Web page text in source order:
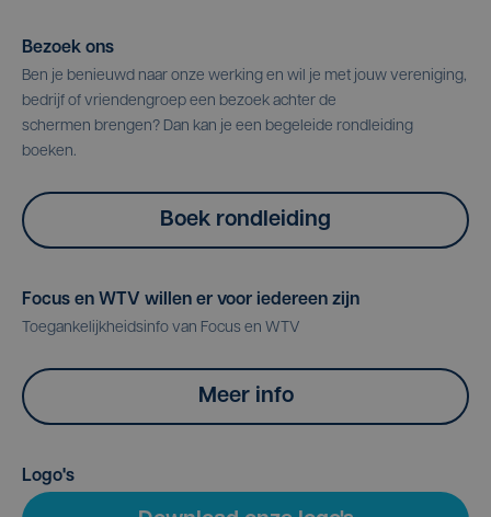
Bezoek ons
Ben je benieuwd naar onze werking en wil je met jouw vereniging,
bedrijf of vriendengroep een bezoek achter de
schermen brengen? Dan kan je een begeleide rondleiding
boeken.
Boek rondleiding
Focus en WTV willen er voor iedereen zijn
Toegankelijkheidsinfo van Focus en WTV
Meer info
Logo's